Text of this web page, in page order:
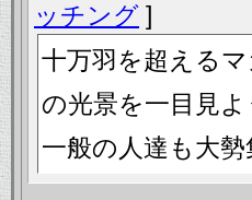
ッチング ]
十万羽を超える
の光景を一目見
一般の人達も大勢